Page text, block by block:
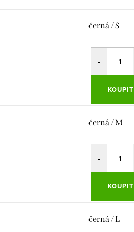
černá / S
KOUPIT
černá / M
KOUPIT
černá / L